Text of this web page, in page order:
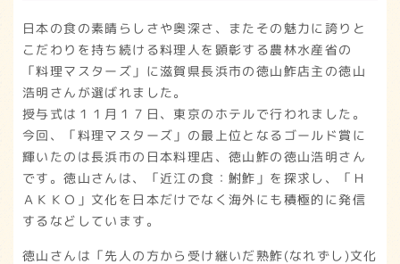
日本の食の素晴らしさや奥深さ、またその魅力に誇りと
こだわりを持ち続ける料理人を顕彰する農林水産省の
「料理マスターズ」に滋賀県長浜市の徳山鮓店主の徳山
浩明さんが選ばれました。
授与式は１１月１７日、東京のホテルで行われました。
今回、「料理マスターズ」の最上位となるゴールド賞に
輝いたのは長浜市の日本料理店、徳山鮓の徳山浩明さん
です。徳山さんは、「近江の食：鮒鮓」を探求し、「Ｈ
ＡＫＫＯ」文化を日本だけでなく海外にも積極的に発信
するなどしています。
徳山さんは「先人の方から受け継いだ熟鮓(なれずし)文化